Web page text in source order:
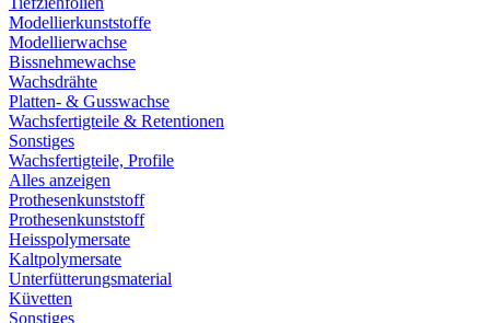
Modellierkunststoffe
Modellierwachse
Bissnehmewachse
Wachsdrähte
Platten- & Gusswachse
Wachsfertigteile & Retentionen
Sonstiges
Wachsfertigteile, Profile
Alles anzeigen
Prothesenkunststoff
Prothesenkunststoff
Heisspolymersate
Kaltpolymersate
Unterfütterungsmaterial
Küvetten
Sonstiges